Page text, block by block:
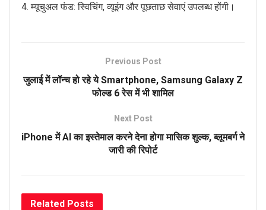
4. म्यूचुअल फंड: स्विचिंग, व्यूइंग और पूछताछ सेवाएं उपलब्ध होंगी।
Previous Post
जुलाई में लॉन्च हो रहे ये Smartphone, Samsung Galaxy Z
फोल्ड 6 रेस में भी शामिल
Next Post
iPhone में AI का इस्तेमाल करने देना होगा मासिक शुल्क, ब्लूमबर्ग ने
जारी की रिपोर्ट
Related Posts